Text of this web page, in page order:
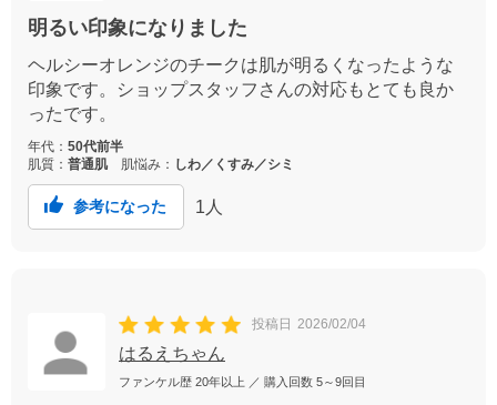
明るい印象になりました
ヘルシーオレンジのチークは肌が明るくなったような
印象です。ショップスタッフさんの対応もとても良か
ったです。
年代： 50代前半
肌質： 普通肌 肌悩み： しわ／くすみ／シミ
参考になった 1 人
投稿日 2026/02/04
はるえちゃん
ファンケル歴 20年以上 ／ 購入回数 5～9回目